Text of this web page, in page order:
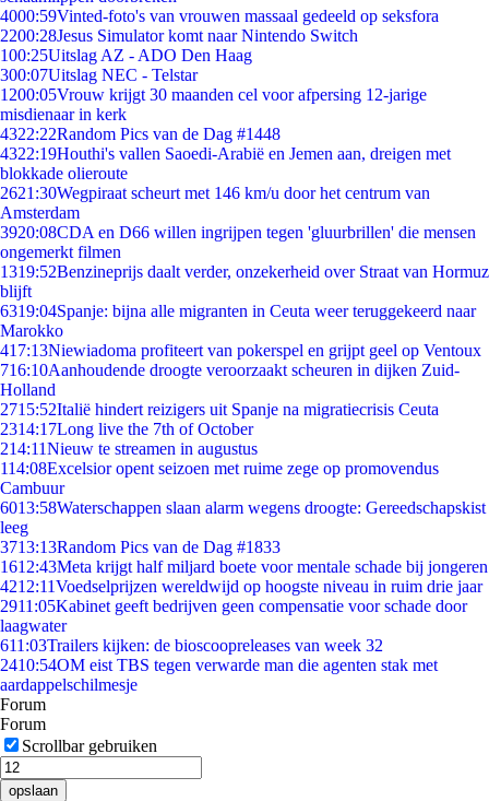
4000:59Vinted-foto's van vrouwen massaal gedeeld op seksfora
2200:28Jesus Simulator komt naar Nintendo Switch
100:25Uitslag AZ - ADO Den Haag
300:07Uitslag NEC - Telstar
1200:05Vrouw krijgt 30 maanden cel voor afpersing 12-jarige
misdienaar in kerk
4322:22Random Pics van de Dag #1448
4322:19Houthi's vallen Saoedi-Arabië en Jemen aan, dreigen met
blokkade olieroute
2621:30Wegpiraat scheurt met 146 km/u door het centrum van
Amsterdam
3920:08CDA en D66 willen ingrijpen tegen 'gluurbrillen' die mensen
ongemerkt filmen
1319:52Benzineprijs daalt verder, onzekerheid over Straat van Hormuz
blijft
6319:04Spanje: bijna alle migranten in Ceuta weer teruggekeerd naar
Marokko
417:13Niewiadoma profiteert van pokerspel en grijpt geel op Ventoux
716:10Aanhoudende droogte veroorzaakt scheuren in dijken Zuid-
Holland
2715:52Italië hindert reizigers uit Spanje na migratiecrisis Ceuta
2314:17Long live the 7th of October
214:11Nieuw te streamen in augustus
114:08Excelsior opent seizoen met ruime zege op promovendus
Cambuur
6013:58Waterschappen slaan alarm wegens droogte: Gereedschapskist
leeg
3713:13Random Pics van de Dag #1833
1612:43Meta krijgt half miljard boete voor mentale schade bij jongeren
4212:11Voedselprijzen wereldwijd op hoogste niveau in ruim drie jaar
2911:05Kabinet geeft bedrijven geen compensatie voor schade door
laagwater
611:03Trailers kijken: de bioscoopreleases van week 32
2410:54OM eist TBS tegen verwarde man die agenten stak met
aardappelschilmesje
Forum
Forum
Scrollbar gebruiken
opslaan